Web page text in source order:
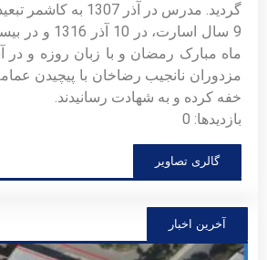
گردید. مدرس در آذر 1307 به
9 سال اسارت، در 10
ماه مبارک رمضان و با زبان روزه و در
مزدوران نانجیب رضاخان با پیچیدن عمامه
خفه کرده و به شهادت رسانیدند.
بازدیدها: 0
گالری تصاویر
آخرین اخبار